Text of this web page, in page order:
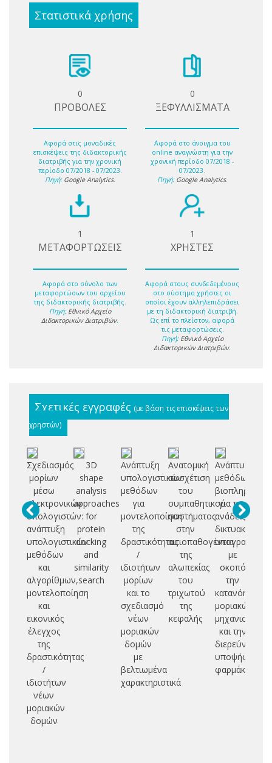
Στατιστικά χρήσης
0
ΠΡΟΒΟΛΕΣ
Αφορά στις μοναδικές
επισκέψεις της διδακτορικής
διατριβής για την χρονική
περίοδο 07/2018 - 07/2023.
Πηγή: Google Analytics.
0
ΞΕΦΥΛΛΙΣΜΑΤΑ
Αφορά στο άνοιγμα του
online αναγνώστη για την
χρονική περίοδο 07/2018 -
07/2023.
Πηγή: Google Analytics.
1
ΜΕΤΑΦΟΡΤΩΣΕΙΣ
Αφορά στο σύνολο των
μεταφορτώσων του αρχείου
της διδακτορικής διατριβής.
Πηγή: Εθνικό Αρχείο
Διδακτορικών Διατριβών.
1
ΧΡΗΣΤΕΣ
Αφορά στους συνδεδεμένους
στο σύστημα χρήστες οι
οποίοι έχουν αλληλεπιδράσει
με τη διδακτορική διατριβή.
Ως επί το πλείστον, αφορά
τις μεταφορτώσεις.
Πηγή: Εθνικό Αρχείο
Διδακτορικών Διατριβών.
Σχετικές εγγραφές (με βάση τις επισκέψεις των
χρηστών)
Σχεδιασμός
μορίων
μέσω
ηλεκτρονικών
υπολογιστών:
ανάπτυξη
υπολογιστικών
μεθόδων
και
αλγορίθμων,
μοντελοποίηση
και
εικονικός
έλεγχος
της
δραστικότητας
/
ιδιοτήτων
νέων
μοριακών
δομών
3D
shape
analysis
approaches
for
protein
docking
and
similarity
search
Ανάπτυξη
υπολογιστικών
μεθόδων
για
μοντελοποίηση
της
δραστικότητας
/
ιδιοτήτων
μορίων
και το
σχεδιασμό
νέων
μοριακών
δομών
με
βελτιωμένα
χαρακτηριστικά
Ανατομική
συσχέτιση
του
συμπαθητικού
συστήματος
στην
αιτιοπαθογένεια
της
αλωπεκίας
του
τριχωτού
της
κεφαλής
Ανάπτυξη
μεθόδων
για την
ανάδειξη
δικτυακών
υπογραφών
με
σκοπό
την
κατανόηση
μοριακών
μηχανισμών
και την
διερεύνηση
υποψήφιων
φαρμάκων